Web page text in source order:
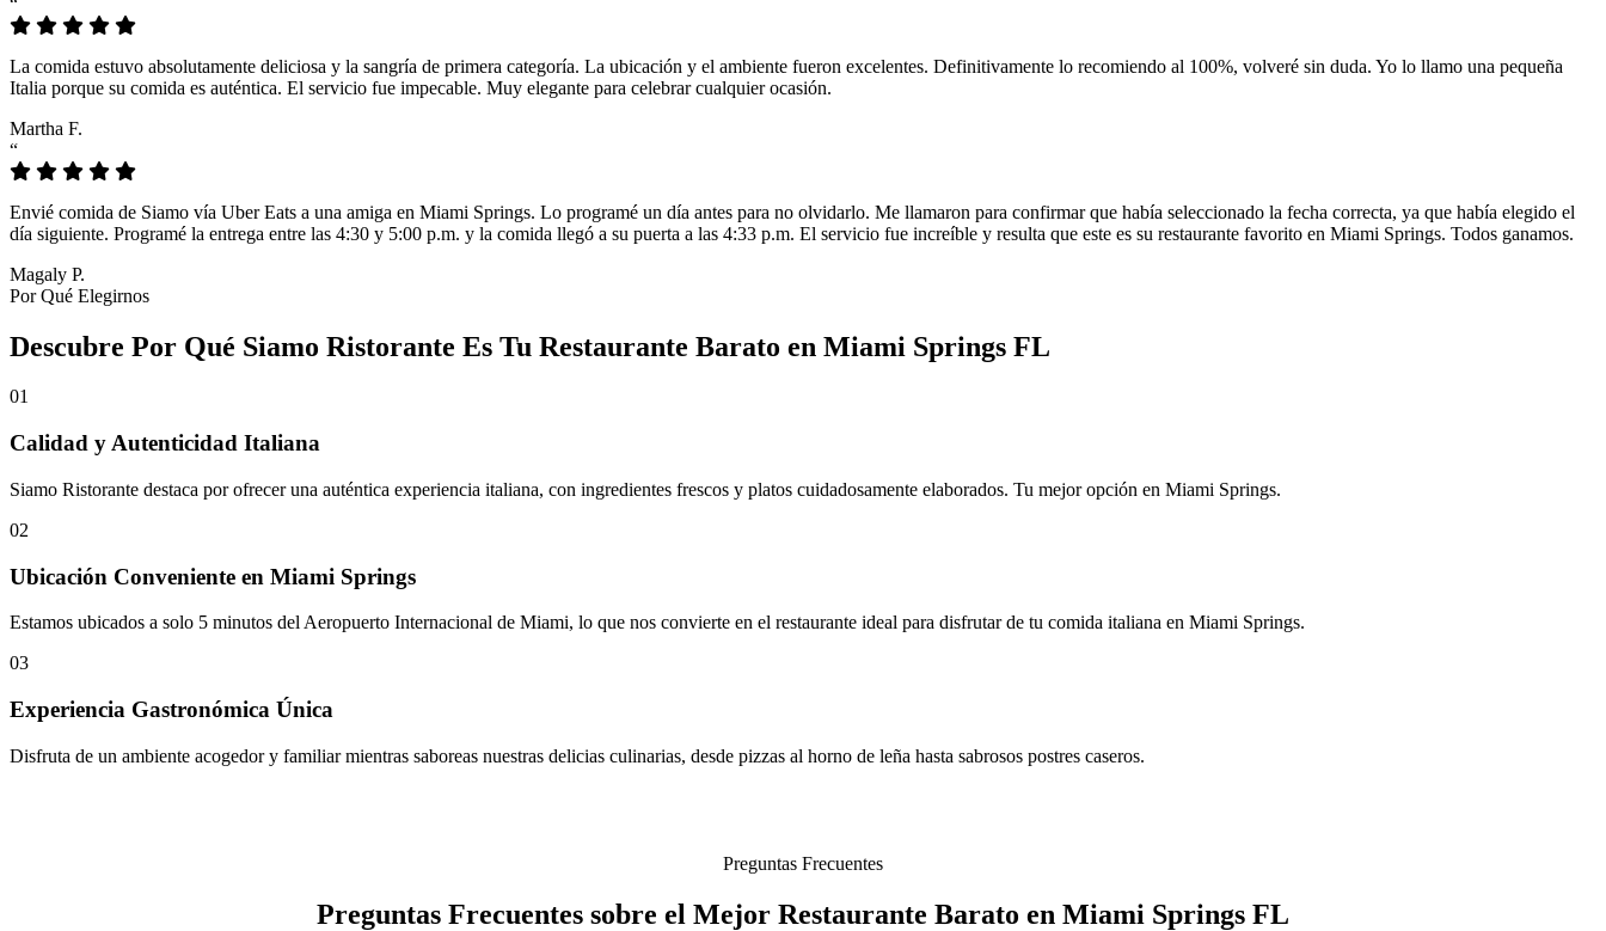
La comida estuvo absolutamente deliciosa y la sangría de primera categoría. La ubicación y el ambiente fueron excelentes. Definitivamente lo recomiendo al 100%, volveré sin duda. Yo lo llamo una pequeña
Italia porque su comida es auténtica. El servicio fue impecable. Muy elegante para celebrar cualquier ocasión.
Martha F.
“
Envié comida de Siamo vía Uber Eats a una amiga en Miami Springs. Lo programé un día antes para no olvidarlo. Me llamaron para confirmar que había seleccionado la fecha correcta, ya que había elegido el
día siguiente. Programé la entrega entre las 4:30 y 5:00 p.m. y la comida llegó a su puerta a las 4:33 p.m. El servicio fue increíble y resulta que este es su restaurante favorito en Miami Springs. Todos ganamos.
Magaly P.
Por Qué Elegirnos
Descubre Por Qué Siamo Ristorante Es Tu Restaurante Barato en Miami Springs FL
01
Calidad y Autenticidad Italiana
Siamo Ristorante destaca por ofrecer una auténtica experiencia italiana, con ingredientes frescos y platos cuidadosamente elaborados. Tu mejor opción en Miami Springs.
02
Ubicación Conveniente en Miami Springs
Estamos ubicados a solo 5 minutos del Aeropuerto Internacional de Miami, lo que nos convierte en el restaurante ideal para disfrutar de tu comida italiana en Miami Springs.
03
Experiencia Gastronómica Única
Disfruta de un ambiente acogedor y familiar mientras saboreas nuestras delicias culinarias, desde pizzas al horno de leña hasta sabrosos postres caseros.
Preguntas Frecuentes
Preguntas Frecuentes sobre el Mejor Restaurante Barato en Miami Springs FL